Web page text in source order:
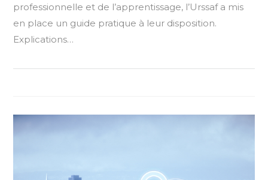
professionnelle et de l’apprentissage, l’Urssaf a mis
en place un guide pratique à leur disposition.
Explications…